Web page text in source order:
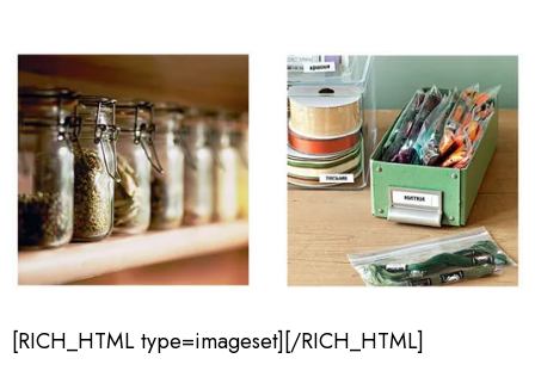
[RICH_HTML type=imageset][/RICH_HTML]